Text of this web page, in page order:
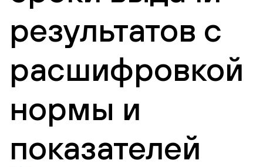
результатов с
расшифровкой
нормы и
показателей